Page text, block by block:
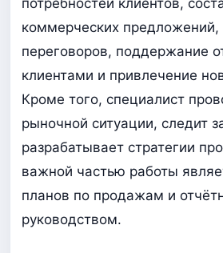
потребностей клиентов,
коммерческих предложений,
переговоров, поддержание
клиентами и привлечение
Кроме того, специалист
рыночной ситуации, следит
разрабатывает стратегии
важной частью работы
планов по продажам и
руководством.